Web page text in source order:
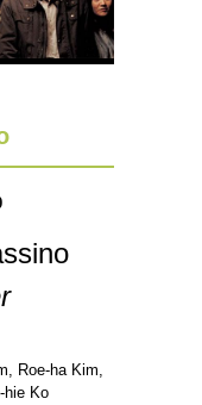
Roe-ha Kim,
hie Ko